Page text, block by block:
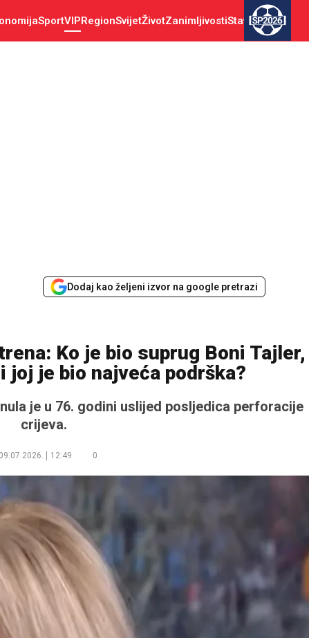
SportVIPRegionSvijetŽivotZanimljivostiStav SP2026
Dodaj kao željeni izvor na google pretrazi
Ko je bio suprug Boni Tajler,
joj je bio najveća podrška?
je u 76. godini uslijed posljedica perforacije
crijeva.
09.07.2026. 12:49 0